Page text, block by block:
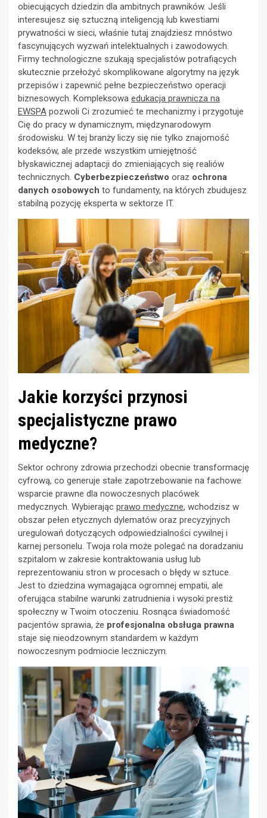
obiecujących dziedzin dla ambitnych prawników. Jeśli
interesujesz się sztuczną inteligencją lub kwestiami
prywatności w sieci, właśnie tutaj znajdziesz mnóstwo
fascynujących wyzwań intelektualnych i zawodowych.
Firmy technologiczne szukają specjalistów potrafiących
skutecznie przełożyć skomplikowane algorytmy na język
przepisów i zapewnić pełne bezpieczeństwo operacji
biznesowych. Kompleksowa edukacja prawnicza na
EWSPA pozwoli Ci zrozumieć te mechanizmy i przygotuje
Cię do pracy w dynamicznym, międzynarodowym
środowisku. W tej branży liczy się nie tylko znajomość
kodeksów, ale przede wszystkim umiejętność
błyskawicznej adaptacji do zmieniających się realiów
technicznych. Cyberbezpieczeństwo oraz ochrona
danych osobowych to fundamenty, na których zbudujesz
stabilną pozycję eksperta w sektorze IT.
Jakie korzyści przynosi
specjalistyczne prawo
medyczne?
Sektor ochrony zdrowia przechodzi obecnie transformację
cyfrową, co generuje stałe zapotrzebowanie na fachowe
wsparcie prawne dla nowoczesnych placówek
medycznych. Wybierając prawo medyczne, wchodzisz w
obszar pełen etycznych dylematów oraz precyzyjnych
uregulowań dotyczących odpowiedzialności cywilnej i
karnej personelu. Twoja rola może polegać na doradzaniu
szpitalom w zakresie kontraktowania usług lub
reprezentowaniu stron w procesach o błędy w sztuce.
Jest to dziedzina wymagająca ogromnej empatii, ale
oferująca stabilne warunki zatrudnienia i wysoki prestiż
społeczny w Twoim otoczeniu. Rosnąca świadomość
pacjentów sprawia, że profesjonalna obsługa prawna
staje się nieodzownym standardem w każdym
nowoczesnym podmiocie leczniczym.